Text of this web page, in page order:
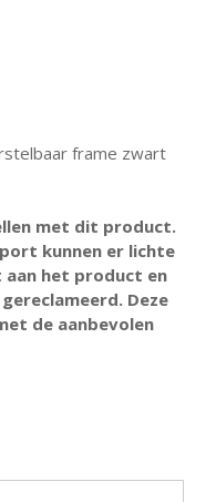
frame zwart
met dit product.
kunnen er lichte
aan het product en
Deze
de aanbevolen